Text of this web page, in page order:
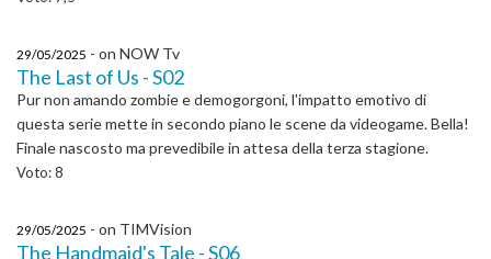
29/05/2025 - on NOW Tv
The Last of Us - S02
Pur non amando zombie e demogorgoni, l'impatto emotivo di
questa serie mette in secondo piano le scene da videogame. Bella!
Finale nascosto ma prevedibile in attesa della terza stagione.
Voto: 8
29/05/2025 - on TIMVision
The Handmaid's Tale - S06